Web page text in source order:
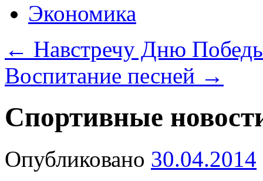
Экономика
← Навстречу Дню
Воспитание песней →
Спортивные
Опубликовано 30.04.2014